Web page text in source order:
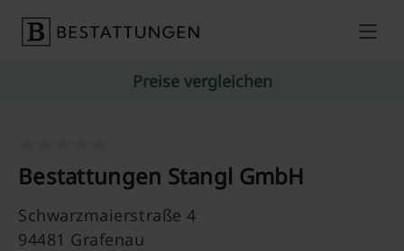
Preise vergleichen
Bestattungen Stangl GmbH
Schwarzmaierstraße 4
94481 Grafenau